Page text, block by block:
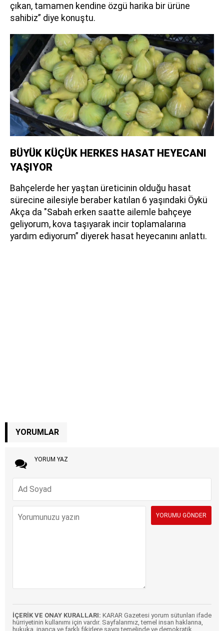
çıkan, tamamen kendine özgü harika bir ürüne
sahibiz” diye konuştu.
BÜYÜK KÜÇÜK HERKES HASAT HEYECANI
YAŞIYOR
Bahçelerde her yaştan üreticinin olduğu hasat
sürecine ailesiyle beraber katılan 6 yaşındaki Öykü
Akça da "Sabah erken saatte ailemle bahçeye
geliyorum, kova taşıyarak incir toplamalarına
yardım ediyorum” diyerek hasat heyecanını anlattı.
YORUMLAR
YORUM YAZ
İÇERİK VE ONAY KURALLARI: KARAR Gazetesi yorum sütunları ifade
hürriyetinin kullanımı için vardır. Sayfalarımız, temel insan haklarına,
hukuka, inanca ve farklı fikirlere saygı temelinde ve demokratik